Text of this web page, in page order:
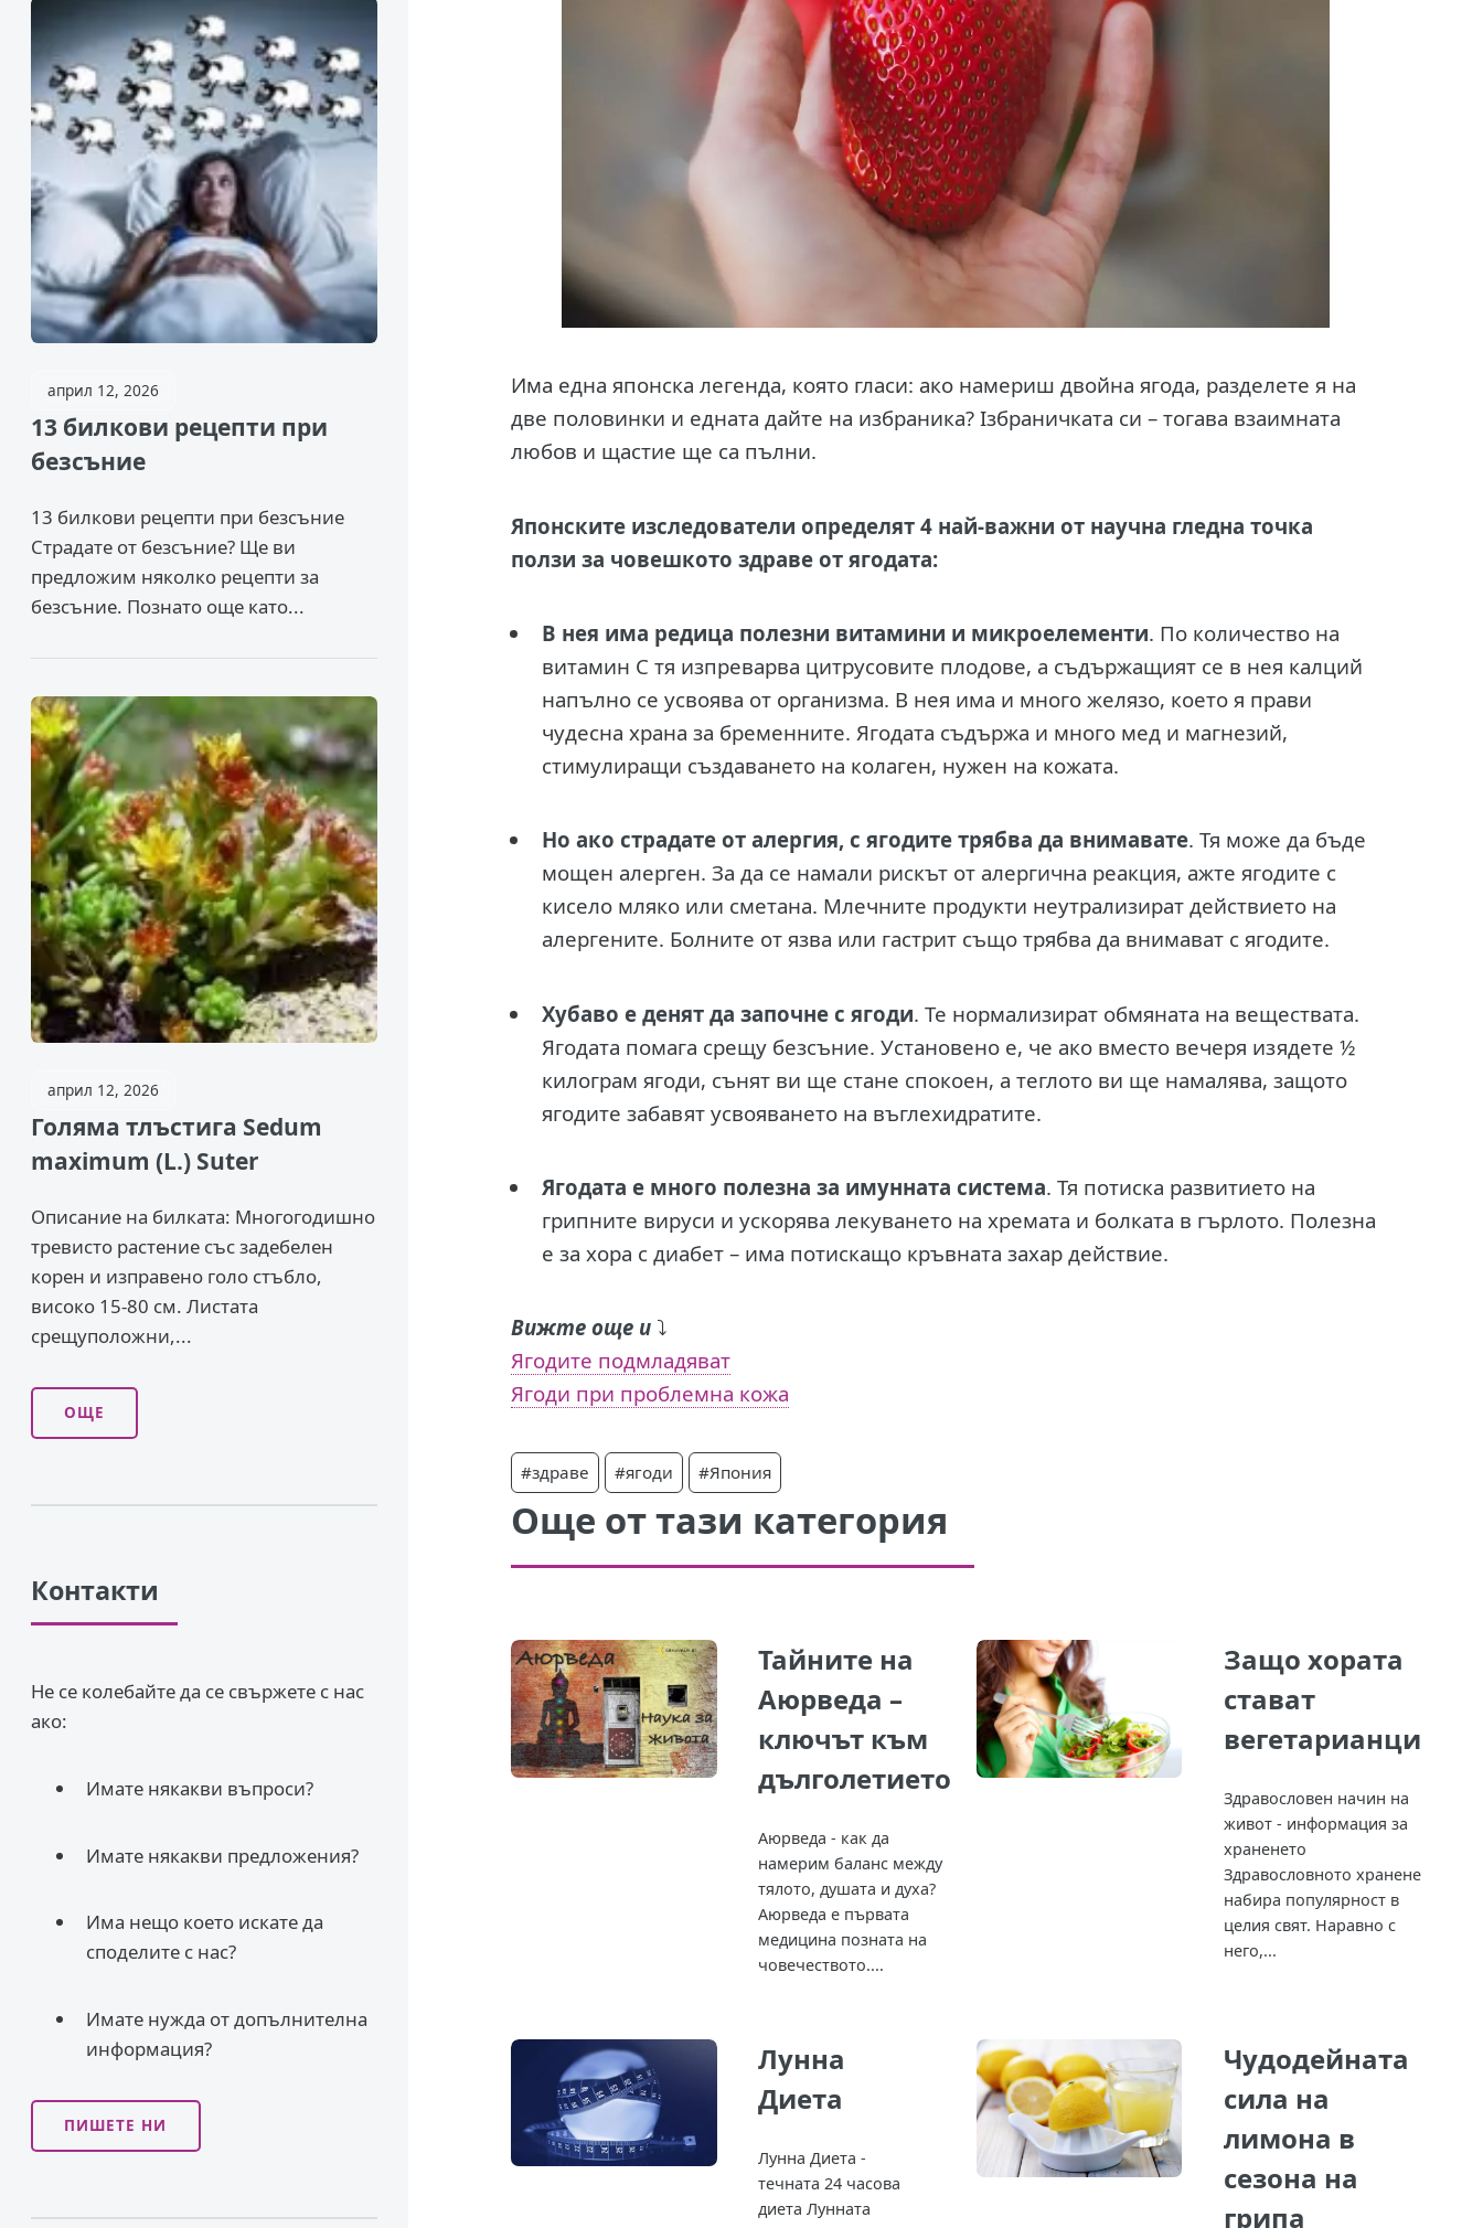
Има една японска легенда, която гласи: ако намериш двойна ягода, разделете я на
две половинки и едната дайте на избраника? Iзбраничката си – тогава взаимната
любов и щастие ще са пълни.
Японските изследователи определят 4 най-важни от научна гледна точка
ползи за човешкото здраве от ягодата:
В нея има редица полезни витамини и микроелементи. По количество на
витамин С тя изпреварва цитрусовите плодове, а съдържащият се в нея калций
напълно се усвоява от организма. В нея има и много желязо, което я прави
чудесна храна за бременните. Ягодата съдържа и много мед и магнезий,
стимулиращи създаването на колаген, нужен на кожата.
Но ако страдате от алергия, с ягодите трябва да внимавате. Тя може да бъде
мощен алерген. За да се намали рискът от алергична реакция, ажте ягодите с
кисело мляко или сметана. Млечните продукти неутрализират действието на
алергените. Болните от язва или гастрит също трябва да внимават с ягодите.
Хубаво е денят да започне с ягоди. Те нормализират обмяната на веществата.
Ягодата помага срещу безсъние. Установено е, че ако вместо вечеря изядете ½
килограм ягоди, сънят ви ще стане спокоен, а теглото ви ще намалява, защото
ягодите забавят усвояването на въглехидратите.
Ягодата е много полезна за имунната система. Тя потиска развитието на
грипните вируси и ускорява лекуването на хремата и болката в гърлото. Полезна
е за хора с диабет – има потискащо кръвната захар действие.
Вижте още и⤵️
Ягодите подмладяват
Ягоди при проблемна кожа
#здраве #ягоди #Япония
Още от тази категория
Тайните на
Аюрведа –
ключът към
дълголетието
Аюрведа - как да
намерим баланс между
тялото, душата и духа?
Аюрведа е първата
медицина позната на
човечеството....
Защо хората
стават
вегетарианци
Здравословен начин на
живот - информация за
храненето
Здравословното хранене
набира популярност в
целия свят. Наравно с
него,...
Лунна
Диета
Лунна Диета -
течната 24 часова
диета Лунната
Чудодейната
сила на
лимона в
сезона на
грипа
април 12, 2026
13 билкови рецепти при
безсъние
13 билкови рецепти при безсъние
Страдате от безсъние? Ще ви
предложим няколко рецепти за
безсъние. Познато още като...
април 12, 2026
Голяма тлъстига Sedum
maximum (L.) Suter
Описание на билката: Многогодишно
тревисто растение със задебелен
корен и изправено го­ло стъбло,
високо 15-80 см. Листата
срещуположни,...
ОЩЕ
Контакти
Не се колебайте да се свържете с нас
ако:
Имате някакви въпроси?
Имате някакви предложения?
Има нещо което искате да
споделите с нас?
Имате нужда от допълнителна
информация?
ПИШЕТЕ НИ